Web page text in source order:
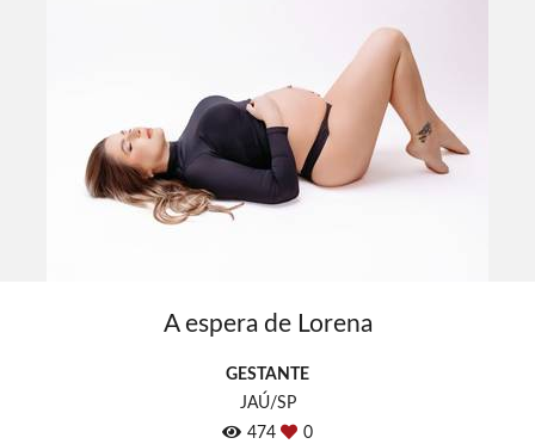
A espera de Lorena
GESTANTE
JAÚ/SP
474
0